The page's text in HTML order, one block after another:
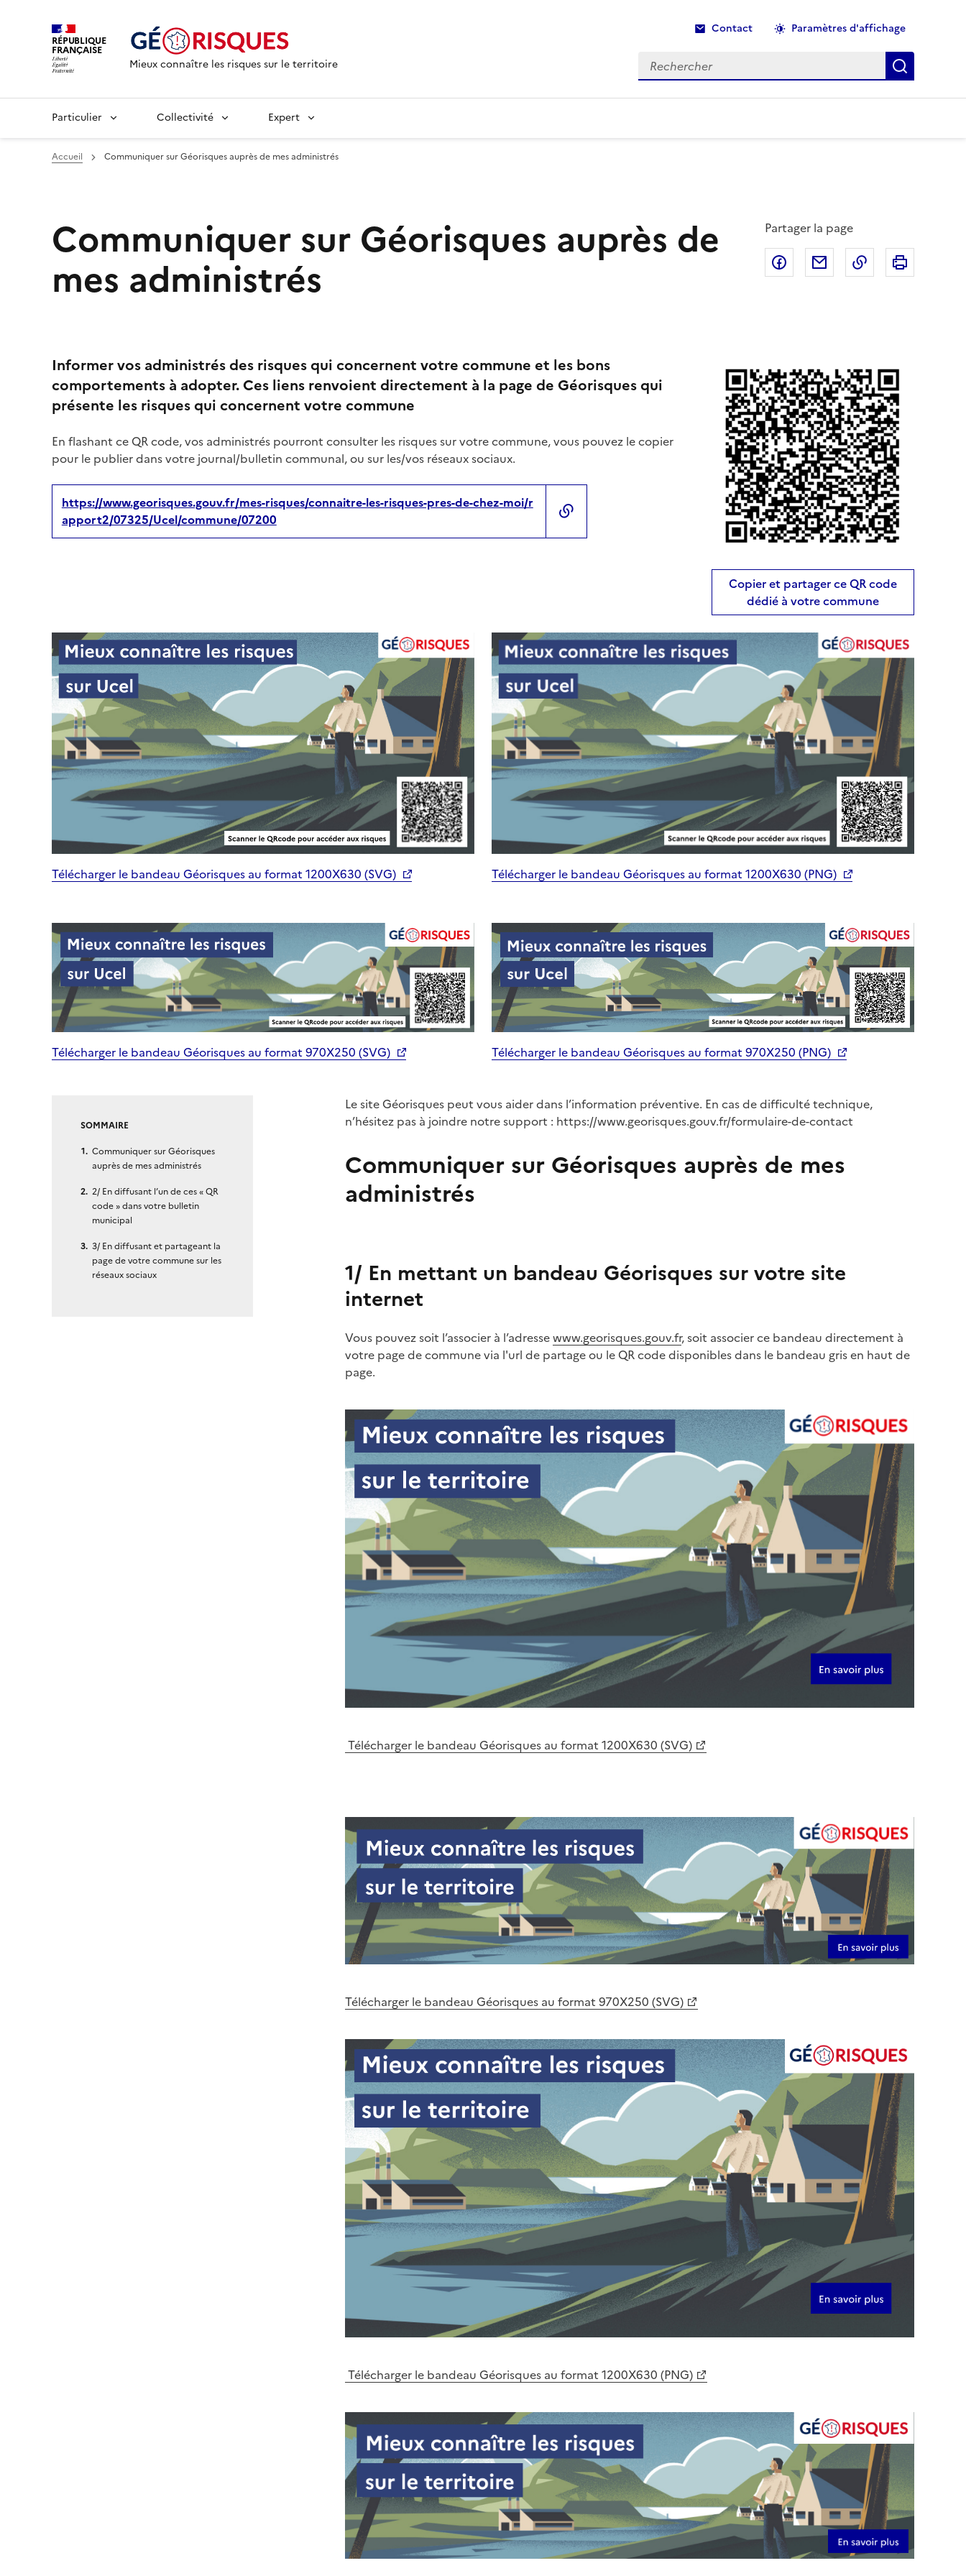
RÉPUBLIQUE
FRANÇAISE
Mieux connaître les risques sur le territoire
Contact Paramètres d'affichage
Rechercher Recherche
Particulier Collectivité Expert
Accueil Communiquer sur Géorisques auprès de mes administrés
Communiquer sur Géorisques auprès de
mes administrés
Partager la page
Partager sur Facebook
Partager par email
Copier dans le
Informer vos administrés des risques qui concernent votre commune et les bons
comportements à adopter. Ces liens renvoient directement à la page de Géorisques qui
présente les risques qui concernent votre commune
En flashant ce QR code, vos administrés pourront consulter les risques sur votre commune, vous pouvez le copier
pour le publier dans votre journal/bulletin communal, ou sur les/vos réseaux sociaux.
https://www.georisques.gouv.fr/mes-risques/connaitre-les-risques-pres-de-chez-moi/r
apport2/07325/Ucel/commune/07200
Copier et partager ce QR code
dédié à votre commune
Télécharger le bandeau Géorisques au format 1200X630 (SVG) Télécharger le bandeau Géorisques au format 1200X630 (PNG)
Télécharger le bandeau Géorisques au format 970X250 (SVG) Télécharger le bandeau Géorisques au format 970X250 (PNG)
SOMMAIRE
Communiquer sur Géorisques
auprès de mes administrés
2/ En diffusant l’un de ces « QR
code » dans votre bulletin
municipal
3/ En diffusant et partageant la
page de votre commune sur les
réseaux sociaux
Le site Géorisques peut vous aider dans l’information préventive. En cas de difficulté technique,
n’hésitez pas à joindre notre support : https://www.georisques.gouv.fr/formulaire-de-contact
Communiquer sur Géorisques auprès de mes
administrés
1/ En mettant un bandeau Géorisques sur votre site
internet
Vous pouvez soit l’associer à l’adressewww.georisques.gouv.fr, soit associer ce bandeau directement à
votre page de commune via l'url de partage ou le QR code disponibles dans le bandeau gris en haut de
page.
Télécharger le bandeau Géorisques au format 1200X630 (SVG)
Télécharger le bandeau Géorisques au format 970X250 (SVG)
Télécharger le bandeau Géorisques au format 1200X630 (PNG)